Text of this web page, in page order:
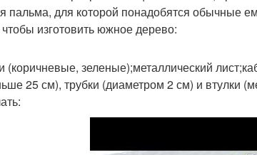
пальма, для которой понадобятся обычные
изготовить южное дерево:
(коричневые, зеленые);металлический
25 см), трубки (диаметром 2 см) и втулки